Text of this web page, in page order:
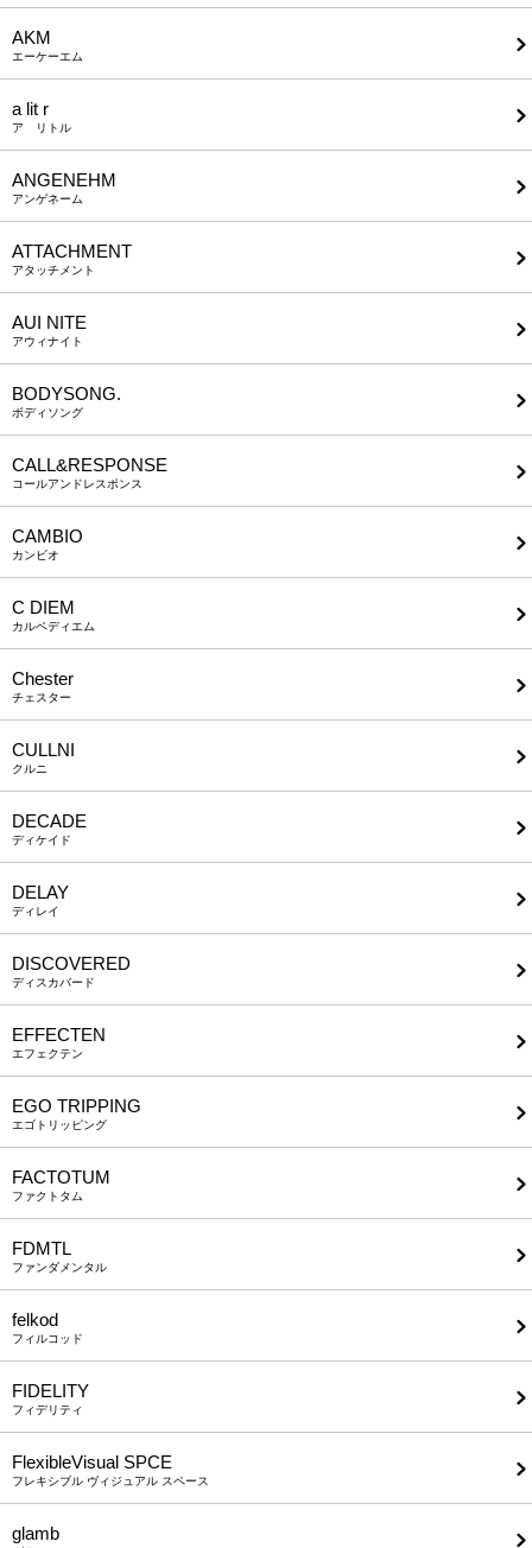
AKM
エーケーエム
a lit r
ア リトル
ANGENEHM
アンゲネーム
ATTACHMENT
アタッチメント
AUI NITE
アウィナイト
BODYSONG.
ボディソング
CALL&RESPONSE
コールアンドレスポンス
CAMBIO
カンビオ
C DIEM
カルペディエム
Chester
チェスター
CULLNI
クルニ
DECADE
ディケイド
DELAY
ディレイ
DISCOVERED
ディスカバード
EFFECTEN
エフェクテン
EGO TRIPPING
エゴトリッピング
FACTOTUM
ファクトタム
FDMTL
ファンダメンタル
felkod
フィルコッド
FIDELITY
フィデリティ
FlexibleVisual SPCE
フレキシブル ヴィジュアル スペース
glamb